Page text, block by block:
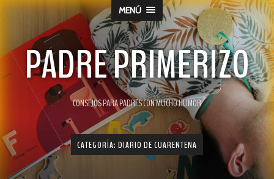
MENÚ
PADRE PRIMERIZO
CONSEJOS PARA PADRES CON MUCHO HUMOR
CATEGORÍA: DIARIO DE CUARENTENA